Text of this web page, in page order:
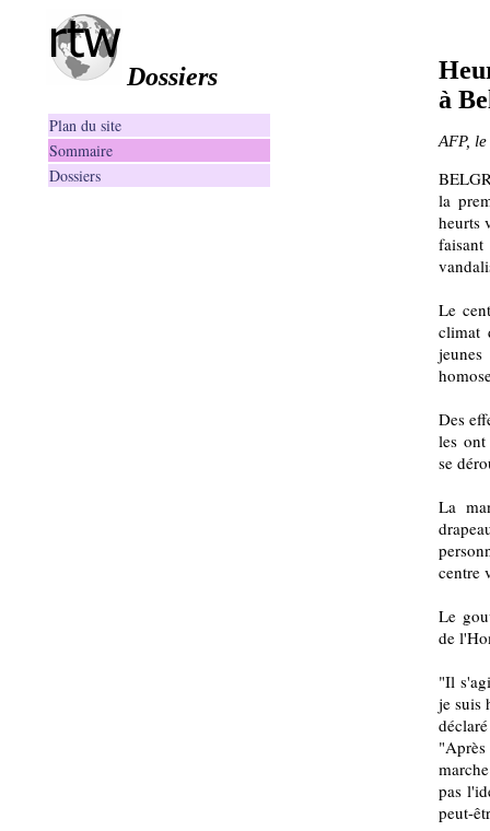
Dossiers
Plan du site
Sommaire
Dossiers
à
AFP,
la
heurts
Le
climat
Des
les ont
se
La
centre
Le
de
"Il
je suis
pas
peut-